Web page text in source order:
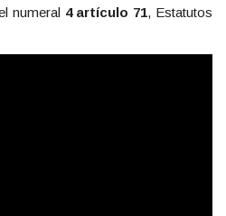
numeral 4 artículo 71, Estatutos